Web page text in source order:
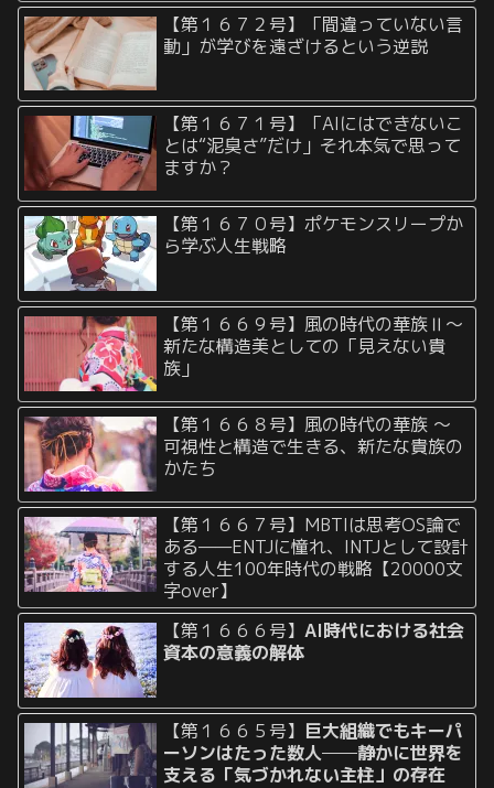
【第１６７２号】「間違っていない言
動」が学びを遠ざけるという逆説
【第１６７１号】「AIにはできないこ
とは“泥臭さ”だけ」それ本気で思って
ますか？
【第１６７０号】ポケモンスリープか
ら学ぶ人生戦略
【第１６６９号】風の時代の華族Ⅱ〜
新たな構造美としての「見えない貴
族」
【第１６６８号】風の時代の華族 〜
可視性と構造で生きる、新たな貴族の
かたち
【第１６６７号】MBTIは思考OS論で
ある——ENTJに憧れ、INTJとして設計
する人生100年時代の戦略【20000文
字over】
【第１６６６号】AI時代における社会
資本の意義の解体
【第１６６５号】 巨大組織でもキーパ
ーソンはたった数人──静かに世界を
支える「気づかれない主柱」の存在